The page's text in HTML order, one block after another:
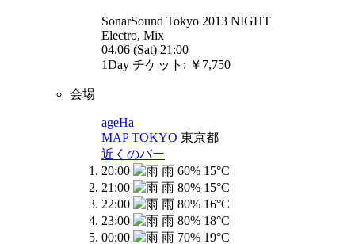
SonarSound Tokyo 2013 NIGHT
Electro, Mix
04.06 (Sat) 21:00
1Day チケット: ￥7,750
会場
ageHa
MAP TOKYO 東京都
近くのバー
20:00
15°C
21:00
15°C
22:00
16°C
23:00
18°C
00:00
19°C